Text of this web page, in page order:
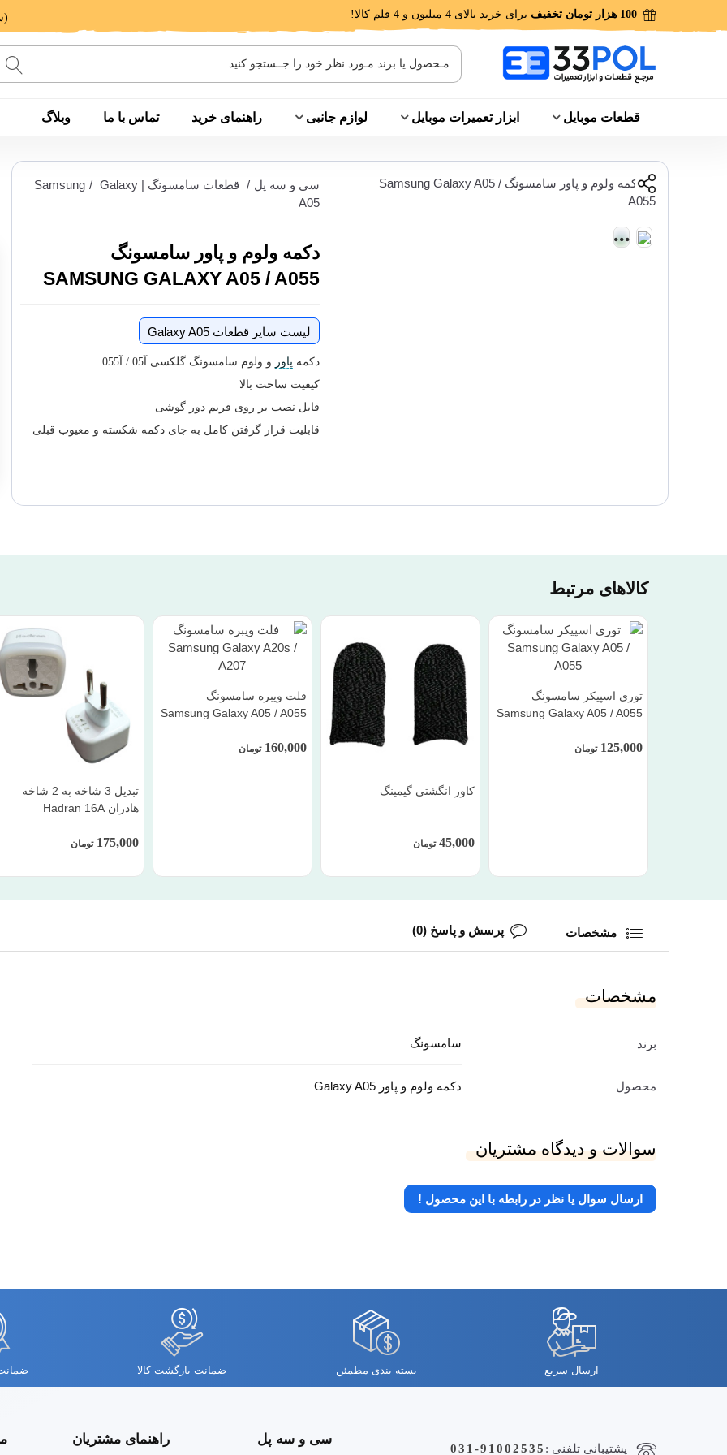
100 هزار تومان تخفیف برای خرید بالای 4 میلیون و 4 قلم کالا! (ساعت پاسخگویی: 9 الی 14 - 17 الی 20)
قطعات موبایل ابزار تعمیرات موبایل لوازم جانبی راهنمای خرید تماس با ما وبلاگ
سی و سه پل / قطعات سامسونگ | Samsung / Galaxy
A05
دکمه ولوم و پاور سامسونگ
SAMSUNG GALAXY A05 / A055
لیست سایر قطعات Galaxy A05
دکمه پاور و ولوم سامسونگ گلکسی آ05 / آ055
کیفیت ساخت بالا
قابل نصب بر روی فریم دور گوشی
قابلیت قرار گرفتن کامل به جای دکمه شکسته و معیوب قبلی
کالاهای مرتبط
توری اسپیکر سامسونگ
Samsung Galaxy A05 / A055
125,000 تومان
کاور انگشتی گیمینگ
45,000 تومان
فلت ویبره سامسونگ
Samsung Galaxy A05 / A055
160,000 تومان
تبدیل 3 شاخه به 2 شاخه
هادران Hadran 16A
175,000 تومان
مشخصات پرسش و پاسخ (0)
مشخصات
برند سامسونگ
محصول دکمه ولوم و پاور Galaxy A05
سوالات و دیدگاه مشتریان
ارسال سوال یا نظر در رابطه با این محصول !
ارسال سریع بسته بندی مطمئن ضمانت بازگشت کالا
پشتیبانی تلفنی : 031-91002535
سی و سه پل راهنمای مشتریان